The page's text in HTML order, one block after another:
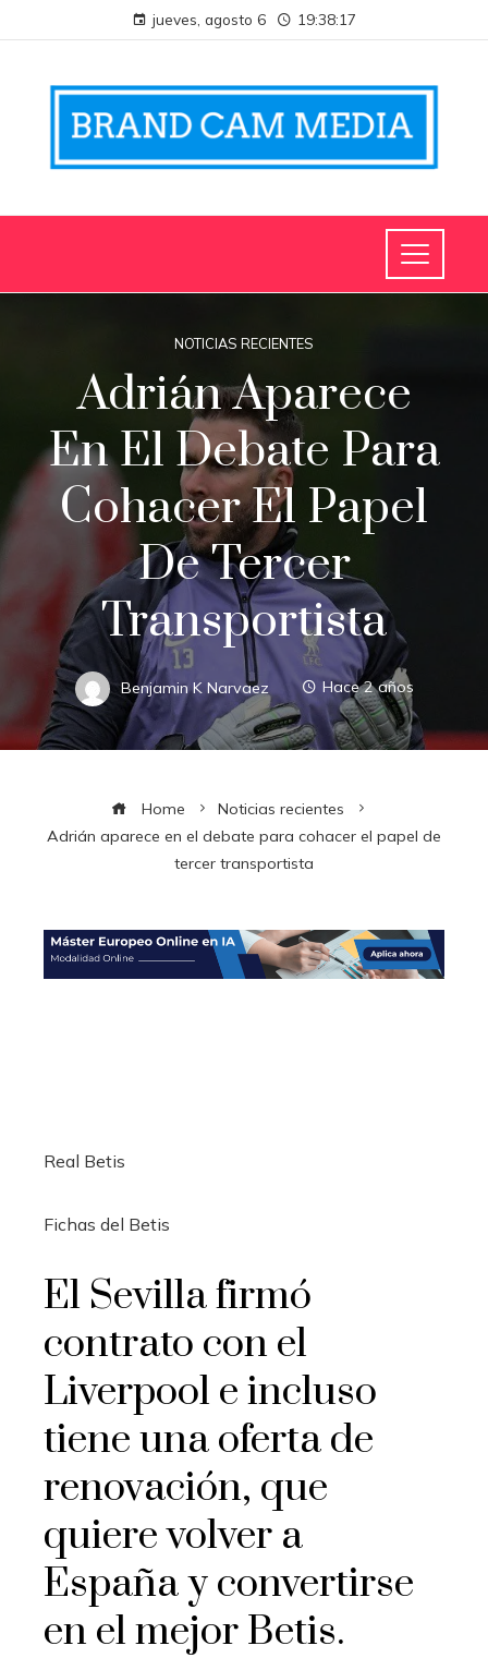
jueves, agosto 6 19:38:18
NOTICIAS RECIENTES
Adrián Aparece
En El Debate Para
Cohacer El Papel
De Tercer
Transportista
Benjamin K Narvaez Hace 2 años
Home
Noticias recientes
Adrián aparece en el debate para cohacer el papel de
tercer transportista
Real Betis
Fichas del Betis
El Sevilla firmó
contrato con el
Liverpool e incluso
tiene una oferta de
renovación, que
quiere volver a
España y convertirse
en el mejor Betis.